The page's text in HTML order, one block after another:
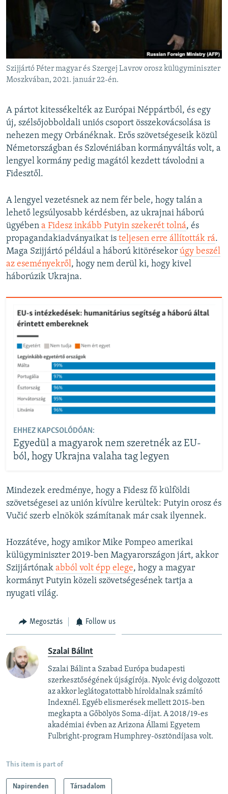
Szijjártó Péter magyar és Szergej Lavrov orosz külügyminiszter
Moszkvában, 2021. január 22-én.
A pártot kitessékelték az Európai Néppártból, és egy
új, szélsőjobboldali uniós csoport összekovácsolása is
nehezen megy Orbánéknak. Erős szövetségeseik közül
Németországban és Szlovéniában kormányváltás volt, a
lengyel kormány pedig magától kezdett távolodni a
Fidesztől.
A lengyel vezetésnek az nem fér bele, hogy talán a
lehető legsúlyosabb kérdésben, az ukrajnai háború
ügyében a Fidesz inkább Putyin szekerét tolná, és
propagandakiadványaikat is teljesen erre állították rá.
Maga Szijjártó például a háború kitörésekor úgy beszél
az eseményekről, hogy nem derül ki, hogy kivel
háborúzik Ukrajna.
EHHEZ KAPCSOLÓDÓAN:
Egyedül a magyarok nem szeretnék az EU-
ból, hogy Ukrajna valaha tag legyen
Mindezek eredménye, hogy a Fidesz fő külföldi
szövetségesei az unión kívülre kerültek: Putyin orosz és
Vučić szerb elnökök számítanak már csak ilyennek.
Hozzátéve, hogy amikor Mike Pompeo amerikai
külügyminiszter 2019-ben Magyarországon járt, akkor
Szijjártónak abból volt épp elege, hogy a magyar
kormányt Putyin közeli szövetségesének tartja a
nyugati világ.
Megosztás Follow us
Szalai Bálint
Szalai Bálint a Szabad Európa budapesti
szerkesztőségének újságírója. Nyolc évig dolgozott
az akkor leglátogatottabb híroldalnak számító
Indexnél. Egyéb elismerések mellett 2015-ben
megkapta a Gőbölyös Soma-díjat. A 2018/19-es
akadémiai évben az Arizona Állami Egyetem
Fulbright-program Humphrey-ösztöndíjasa volt.
This item is part of
Napirenden Társadalom